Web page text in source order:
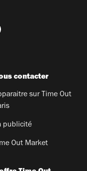
contacter
sur Time Out
publicité
Out Market